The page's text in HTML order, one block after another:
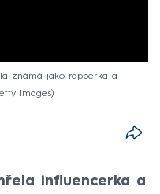
známá jako rapperka a
Images
influencerka a